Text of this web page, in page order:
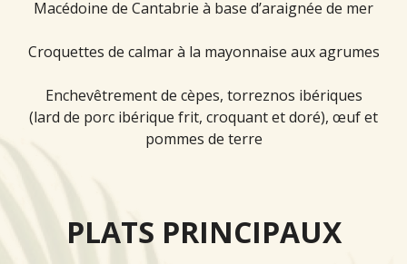
Macédoine de Cantabrie à base d’araignée de mer
Croquettes de calmar à la mayonnaise aux agrumes
Enchevêtrement de cèpes, torreznos ibériques
(lard de porc ibérique frit, croquant et doré), œuf et
pommes de terre
PLATS PRINCIPAUX